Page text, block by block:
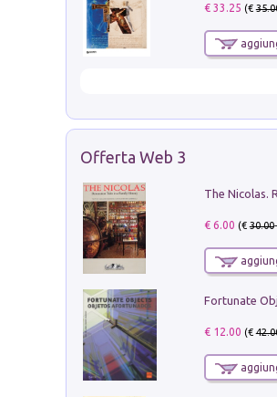
€ 33.25 (€
Offerta Web 3
€ 6.00 (€30.00
€ 12.00 (€